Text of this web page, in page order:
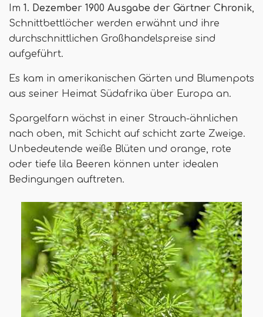
Im 1. Dezember 1900 Ausgabe der Gärtner Chronik,
Schnittbettlöcher werden erwähnt und ihre
durchschnittlichen Großhandelspreise sind
aufgeführt.
Es kam in amerikanischen Gärten und Blumenpots
aus seiner Heimat Südafrika über Europa an.
Spargelfarn wächst in einer Strauch-ähnlichen
nach oben, mit Schicht auf schicht zarte Zweige.
Unbedeutende weiße Blüten und orange, rote
oder tiefe lila Beeren können unter idealen
Bedingungen auftreten.